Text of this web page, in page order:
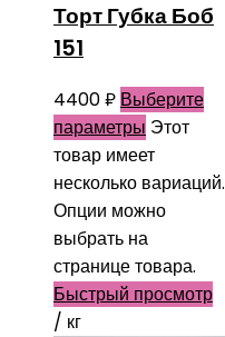
Торт Губка Боб
151
4400₽ Выберите
параметры Этот
товар имеет
несколько вариаций.
Опции можно
выбрать на
странице товара.
Быстрый просмотр
/ кг